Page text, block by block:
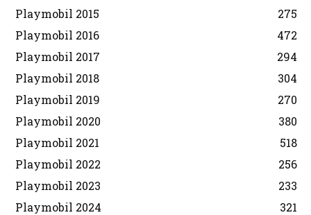
Playmobil 2015
275
Playmobil 2016
472
Playmobil 2017
294
Playmobil 2018
304
Playmobil 2019
270
Playmobil 2020
380
Playmobil 2021
518
Playmobil 2022
256
Playmobil 2023
233
Playmobil 2024
321